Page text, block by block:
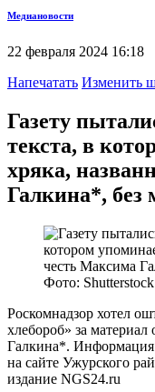
Медиановости
22 февраля 2024 16:18
Напечатать Изменить
Газету
текста, в
хряка,
Галкина*, без
Фото: Shutterstock
Роскомнадзор хотел
хлебороб» за
Галкина*. Информация
на сайте Ужурского
издание NGS24.ru